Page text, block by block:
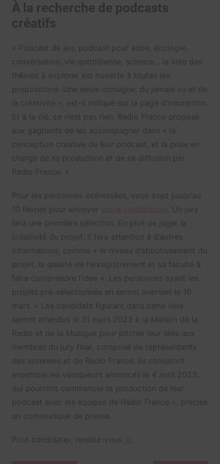
À la recherche de podcasts
créatifs
« Podcast de jeu, podcast pour ados, écologie,
conversation, vie quotidienne, science… la liste des
thèmes à explorer est ouverte à toutes les
propositions. Une seule consigne: du jamais vu et de
la créativité », est-il indiqué sur la page d’inscription.
Et à la clé, ce n’est pas rien. Radio France propose
aux gagnants de les accompagner dans « la
conception créative de leur podcast, et la prise en
charge de sa production et de sa diffusion par
Radio France. »
Pour les personnes intéressées, vous avez jusqu’au
10 février pour envoyer
. Un jury
fera une première sélection. En plus de juger la
créativité du projet, il fera attention à d’autres
informations, comme « le niveau d’aboutissement du
projet, la qualité de l’enregistrement et sa faculté à
faire comprendre l’idée ». Les personnes ayant les
projets pré-sélectionnés en seront averties le 10
mars. « Les candidats figurant dans cette liste
seront attendus le 31 mars 2023 à la Maison de la
Radio et de la Musique pour pitcher leur idée aux
membres du jury final, composé de représentants
des antennes et de Radio France. Ils choisiront
ensemble les vainqueurs annoncés le 4 avril 2023,
qui pourront commencer la production de leur
podcast avec les équipes de Radio France », précise
un communiqué de presse.
Pour candidater, rendez-vous